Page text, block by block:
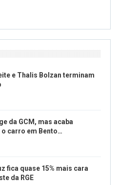
e Thalis Bolzan terminam
da GCM, mas acaba
carro em Bento…
fica quase 15% mais cara
da RGE